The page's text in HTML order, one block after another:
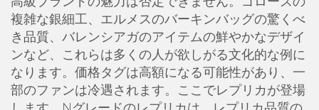
複雑な銀細工、エルメスのバーキンバッグの驚くべ
き品質、バレンシアガのアイテムの鮮やかなデザイ
ンなど、これらは多くの人が欲しがる文化的な例に
なります。価格タグは高額になる可能性があり、一
部のファンは冷遇されます。ここでレプリカが登場